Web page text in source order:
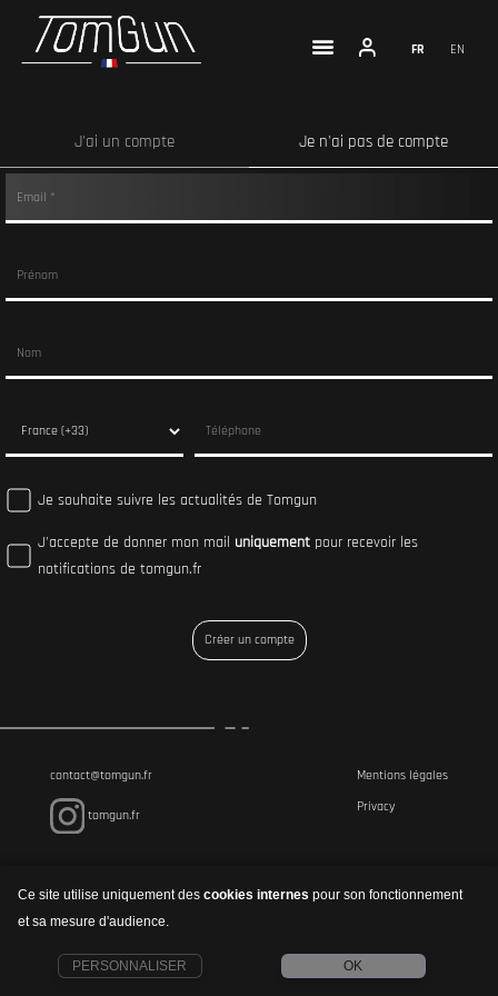
FR EN
J'ai un compte Je n'ai pas de compte
Je souhaite suivre les actualités de Tomgun
J'accepte de donner mon mail uniquement pour recevoir les
notifications de tomgun.fr
Créer un compte
contact@tomgun.fr
tomgun.fr
Mentions légales
Privacy
Ce site utilise uniquement des cookies internes pour son fonctionnement
et sa mesure d'audience.
PERSONNALISER OK